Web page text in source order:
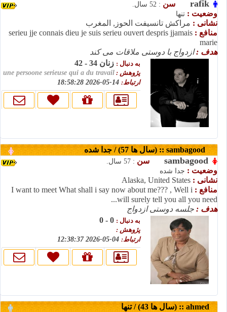
rafik سن : 52 سال.
وضعیت : تنها
نشانی : مراكش تانسيفت الحوز, المغرب
منافع : serieu jje connais dieu je suis serieu ouvert despris jjamais
marie
هدف :ازدواج با دوستی ملاقات می کند
به دنبال : زنان 34 - 42
پژوهش : une persoone serieuse qui a du travail
ارتباط:
sambagood :: (سال ها 57) / جدا شده
sambagood سن : 57 سال.
وضعیت : جدا شده
نشانی : Alaska, United States
منافع : I want to meet What shall i say now about me??? , Well i
will surely tell you all you need...
هدف : جلسه دوستی ازدواج
به دنبال :
پژوهش :
ارتباط:
ahmed :: (سال ها 43) / تنها